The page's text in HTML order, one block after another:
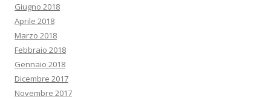
Giugno 2018
Aprile 2018
Marzo 2018
Febbraio 2018
Gennaio 2018
Dicembre 2017
Novembre 2017